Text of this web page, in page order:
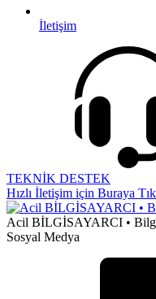
İletişim
TEKNİK DESTEK
Hızlı İletişim için Buraya
Acil BİLGİSAYARCI •
Sosyal Medya